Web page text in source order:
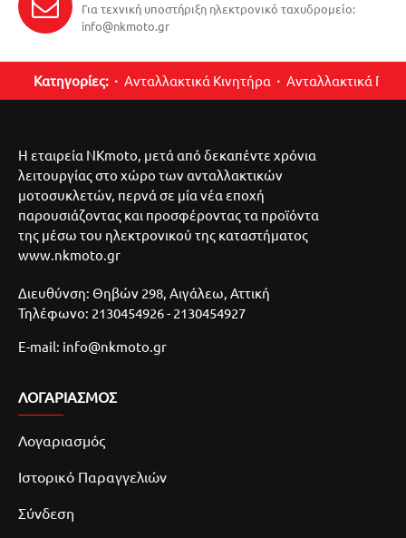
Για τεχνική υποστήριξη ηλεκτρονικό ταχυδρομείο:
info@nkmoto.gr
Κατηγορίες: Ανταλλακτικά Κινητήρα Ανταλλακτικά
Η εταιρεία NKmoto, μετά από δεκαπέντε χρόνια
λειτουργίας στο χώρο των ανταλλακτικών
μοτοσυκλετών, περνά σε μία νέα εποχή
παρουσιάζοντας και προσφέροντας τα προϊόντα
της μέσω του ηλεκτρονικού της καταστήματος
www.nkmoto.gr
Διευθύνση: Θηβών 298, Αιγάλεω, Αττική
Τηλέφωνο: 2130454926 - 2130454927
E-mail: info@nkmoto.gr
ΛΟΓΑΡΙΑΣΜΌΣ
Λογαριασμός
Ιστορικό Παραγγελιών
Σύνδεση